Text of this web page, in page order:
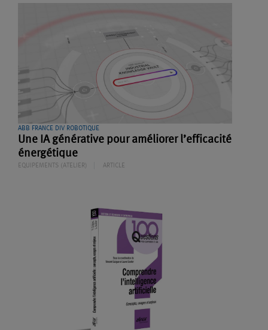
ABB FRANCE DIV ROBOTIQUE
Une IA générative pour améliorer l’efficacité
énergétique
EQUIPEMENTS (ATELIER) ARTICLE